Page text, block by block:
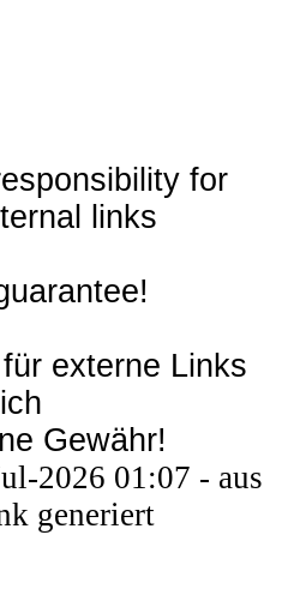
for
links
externe Links
Gewähr!
2026 01:07 - aus
generiert